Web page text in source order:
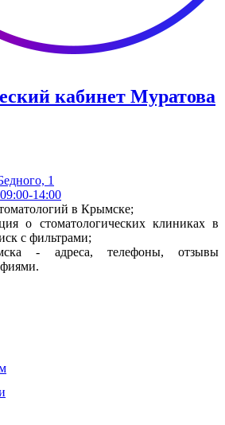
кабинет Муратова
1
14:00
в Крымске;
о стоматологических клиниках в
с фильтрами;
- адреса, телефоны, отзывы